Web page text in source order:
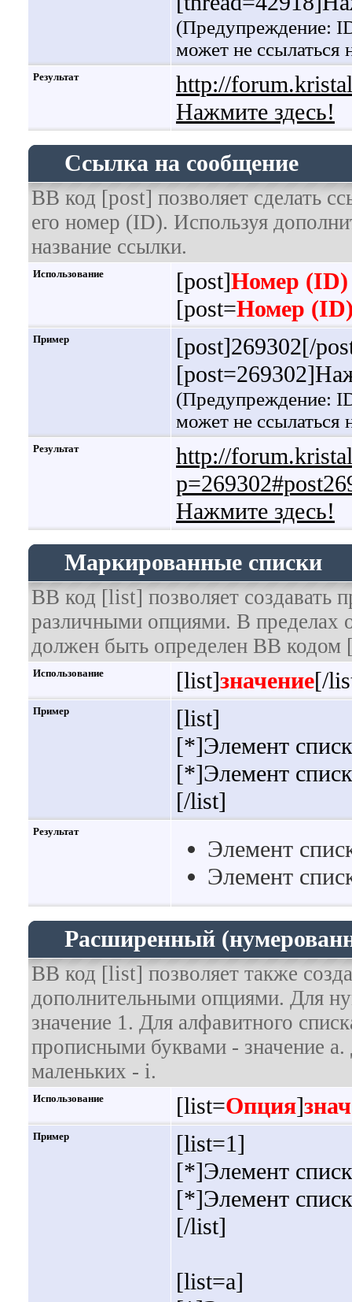
(Предупреждение:
может не
Результат
http://
Нажмите здесь!
Ссылка на сообщение
BB код [post] позволяет сделать
его номер (ID). Используя
название ссылки.
Использование [post]Номер (ID)
[post=Номер
Пример
[post]269302[/
(Предупреждение:
может не
Результат
http://
Нажмите здесь!
Маркированные списки
BB код [list] позволяет создавать
различными опциями. В пределах
должен быть определен BB кодом
Использование [list]значение[/
Пример
[list]
[*]Элемент
[*]Элемент
[/list]
Результат
Элемент
Элемент
Расширенный
BB код [list] позволяет также
дополнительными опциями. Для
значение 1. Для алфавитного
прописными буквами - значение
маленьких - i.
Использование [list=Опция]
Пример
[list=1]
[*]Элемент
[*]Элемент
[/list]
[list=a]